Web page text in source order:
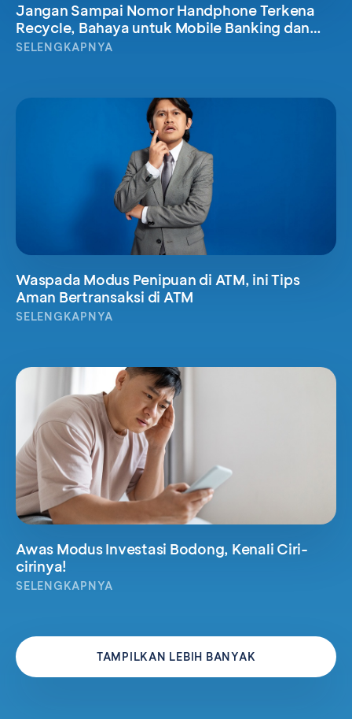
Jangan Sampai Nomor Handphone Terkena
Recycle, Bahaya untuk Mobile Banking dan
Kartu Kreditmu
SELENGKAPNYA
Waspada Modus Penipuan di ATM, ini Tips
Aman Bertransaksi di ATM
SELENGKAPNYA
Awas Modus Investasi Bodong, Kenali Ciri-
cirinya!
SELENGKAPNYA
TAMPILKAN LEBIH BANYAK